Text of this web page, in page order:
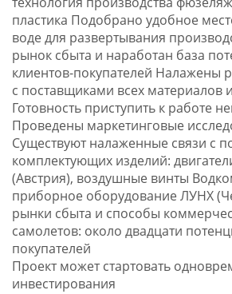
пластика Подобрано удобное
воде для развертывания
рынок сбыта и наработан база
клиентов-покупателей Налажены
с поставщиками всех материалов
Готовность приступить к работе
Проведены маркетинговые
Существуют налаженные связи с
комплектующих изделий:
(Австрия), воздушные винты
приборное оборудование ЛУНХ
рынки сбыта и способы
самолетов: около двадцати
покупателей
Проект может стартовать
инвестирования